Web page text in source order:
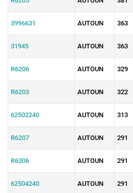
3996631 AUTOUN 363
31945 AUTOUN 363
R6206 AUTOUN 329
R6203 AUTOUN 322
62502240 AUTOUN 313
R6207 AUTOUN 291
R6306 AUTOUN 291
62504240 AUTOUN 291